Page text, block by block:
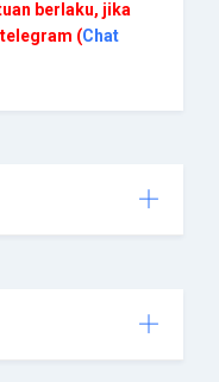
berlaku, jika
(Chat